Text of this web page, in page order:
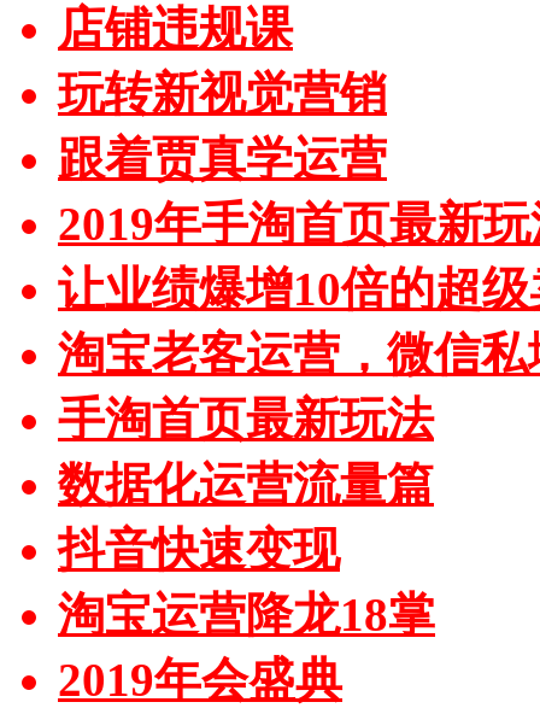
店铺违规课
玩转新视觉营销
跟着贾真学运营
2019年手淘首页最新
让业绩爆增10倍的超
淘宝老客运营，微信私
手淘首页最新玩法
数据化运营流量篇
抖音快速变现
淘宝运营降龙18掌
2019年会盛典